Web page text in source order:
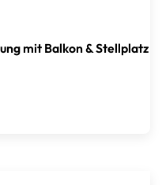
mit Balkon & Stellplatz